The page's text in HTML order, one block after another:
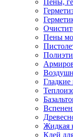
Пены
Гладкие
Жидкая
Клей